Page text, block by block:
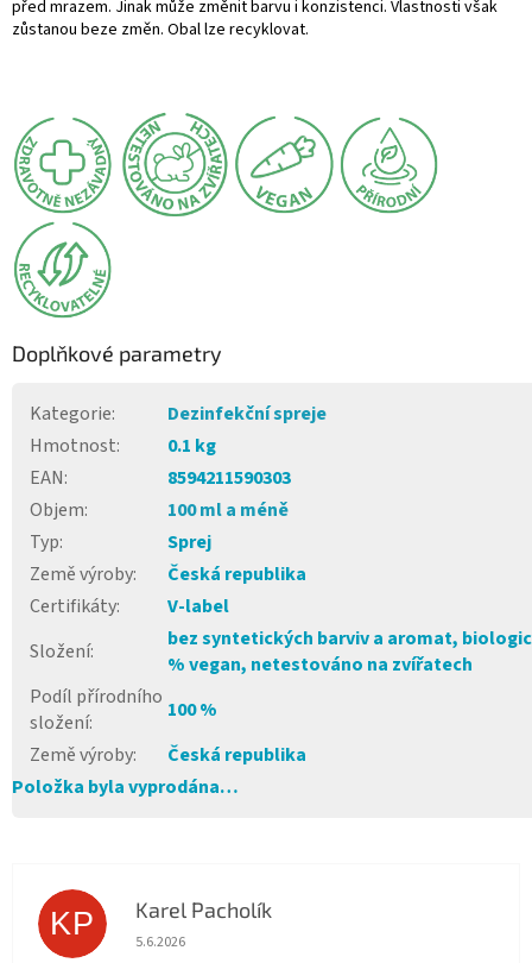
před mrazem. Jinak může změnit barvu i konzistenci. Vlastnosti však
zůstanou beze změn. Obal lze recyklovat.
Doplňkové parametry
Kategorie:
Dezinfekční spreje
Hmotnost:
0.1 kg
EAN:
8594211590303
Objem:
100 ml a méně
Typ:
Sprej
Země výroby:
Česká republika
Certifikáty:
V-label
Složení:
bez syntetických barviv a aromat,
% vegan, netestováno na zvířatech
Podíl přírodního
složení:
100 %
Země výroby:
Česká republika
Položka byla vyprodána…
KP Karel Pacholík
Hodnocení obchodu je 4 z 5 hvězdiček.
5.6.2026